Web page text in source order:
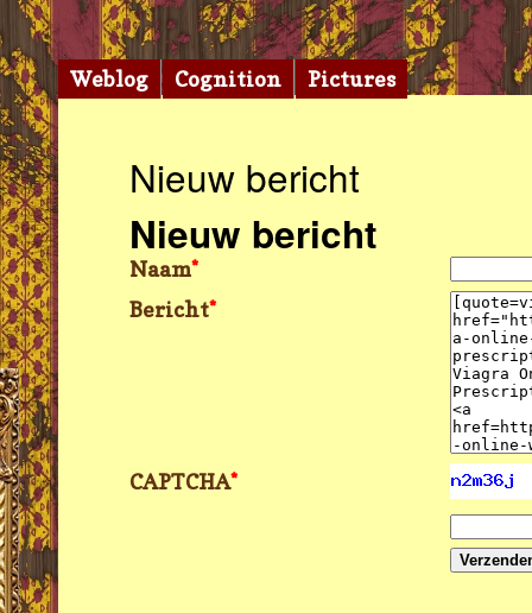
Nieuw bericht
Nieuw bericht
Naam*
Bericht*
CAPTCHA*
Weblog Cognition Pictures